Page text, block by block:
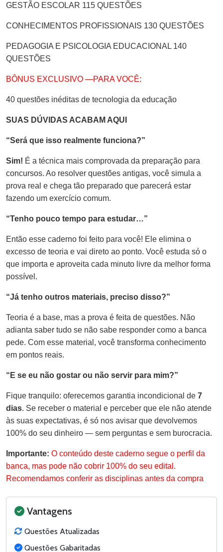
GESTÃO ESCOLAR 115 QUESTÕES
CONHECIMENTOS PROFISSIONAIS 130 QUESTÕES
PEDAGOGIA E PSICOLOGIA EDUCACIONAL 140
QUESTÕES
BÔNUS EXCLUSIVO —PARA VOCÊ:
40 questões inéditas de tecnologia da educação
SUAS DÚVIDAS ACABAM AQUI
“Será que isso realmente funciona?”
Sim! É a técnica mais comprovada da preparação para
concursos. Ao resolver questões antigas, você simula a
prova real e chega tão preparado que parecerá estar
fazendo um exercício comum.
“Tenho pouco tempo para estudar…”
Então esse caderno foi feito para você! Ele elimina o
excesso de teoria e vai direto ao ponto. Você estuda só o
que importa e aproveita cada minuto livre da melhor forma
possível.
“Já tenho outros materiais, preciso disso?”
Teoria é a base, mas a prova é feita de questões. Não
adianta saber tudo se não sabe responder como a banca
pede. Com esse material, você transforma conhecimento
em pontos reais.
“E se eu não gostar ou não servir para mim?”
Fique tranquilo: oferecemos garantia incondicional de 7
dias. Se receber o material e perceber que ele não atende
às suas expectativas, é só nos avisar que devolvemos
100% do seu dinheiro — sem perguntas e sem burocracia.
Importante: O conteúdo deste caderno segue o perfil da
banca, mas pode não cobrir 100% do seu edital.
Recomendamos conferir as disciplinas antes da compra
Vantagens
Questões Atualizadas
Questões Gabaritadas